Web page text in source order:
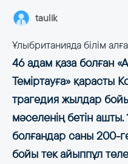
taulik
Ұлыбританияда білім
46 адам қаза болған
Теміртауға» қарасты
трагедия жылдар
мәселенің бетін
болғандар саны 200-
бойы тек айыппұл